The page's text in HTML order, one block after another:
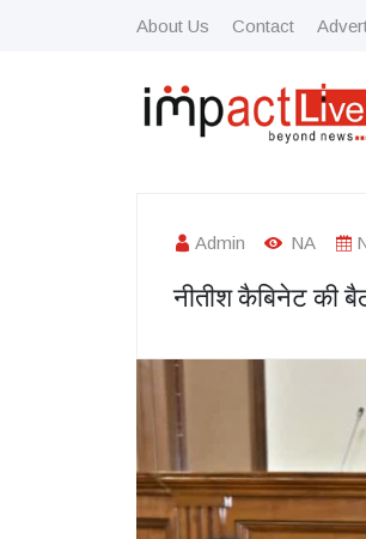
About Us Contact
Admin NA
नीतीश कैबिनेट की